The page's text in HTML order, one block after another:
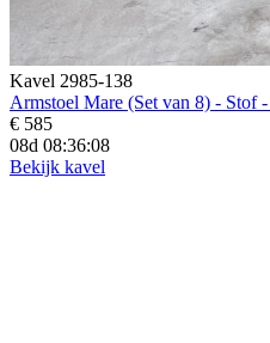
Kavel 2985-138
Armstoel Mare (Set van 8) - Stof
€ 585
08d 08:36:07
Bekijk kavel